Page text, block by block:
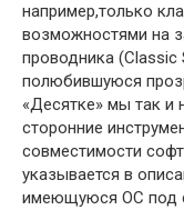
например,только
возможностями на
проводника (Classic
полюбившуюся
«Десятке» мы так и
сторонние
совместимости
указывается в
имеющуюся ОС под